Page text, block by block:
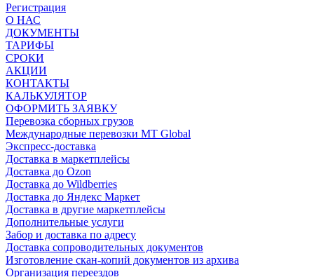
Регистрация
О НАС
ДОКУМЕНТЫ
ТАРИФЫ
СРОКИ
АКЦИИ
КОНТАКТЫ
КАЛЬКУЛЯТОР
ОФОРМИТЬ ЗАЯВКУ
Перевозка сборных грузов
Международные перевозки MT Global
Экспресс-доставка
Доставка в маркетплейсы
Доставка до Ozon
Доставка до Wildberries
Доставка до Яндекс Маркет
Доставка в другие маркетплейсы
Дополнительные услуги
Забор и доставка по адресу
Доставка сопроводительных документов
Изготовление скан-копий документов из архива
Организация переездов